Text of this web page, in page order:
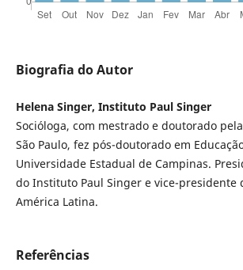
Biografia do Autor
Helena Singer, Instituto Paul Singer
Socióloga, com mestrado e doutorado
São Paulo, fez pós-doutorado em
Universidade Estadual de Campinas.
do Instituto Paul Singer e vice-presidente
América Latina.
Referências